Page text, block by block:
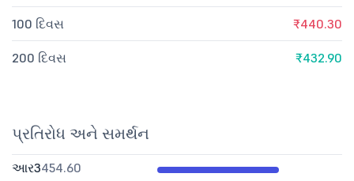
100 દિવસ ₹440.30
200 દિવસ ₹432.90
પ્રતિરોધ અને સમર્થન
આર3454.60